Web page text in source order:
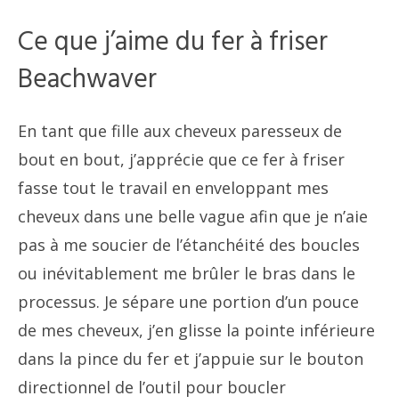
Ce que j’aime du fer à friser
Beachwaver
En tant que fille aux cheveux paresseux de
bout en bout, j’apprécie que ce fer à friser
fasse tout le travail en enveloppant mes
cheveux dans une belle vague afin que je n’aie
pas à me soucier de l’étanchéité des boucles
ou inévitablement me brûler le bras dans le
processus. Je sépare une portion d’un pouce
de mes cheveux, j’en glisse la pointe inférieure
dans la pince du fer et j’appuie sur le bouton
directionnel de l’outil pour boucler